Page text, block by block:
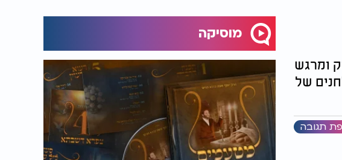
ומרגש
של
תגובה
מוסיקה